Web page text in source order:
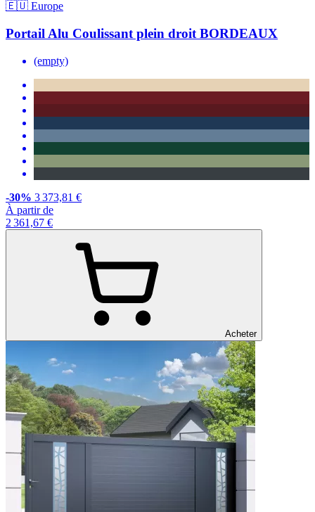
🇪🇺 Europe
Portail Alu Coulissant plein droit BORDEAUX
(empty)
-30% 3 373,81 €
À partir de
2 361,67 €
Acheter